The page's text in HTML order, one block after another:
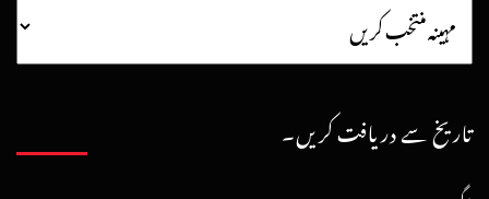
تاریخ سے دریافت کریں۔